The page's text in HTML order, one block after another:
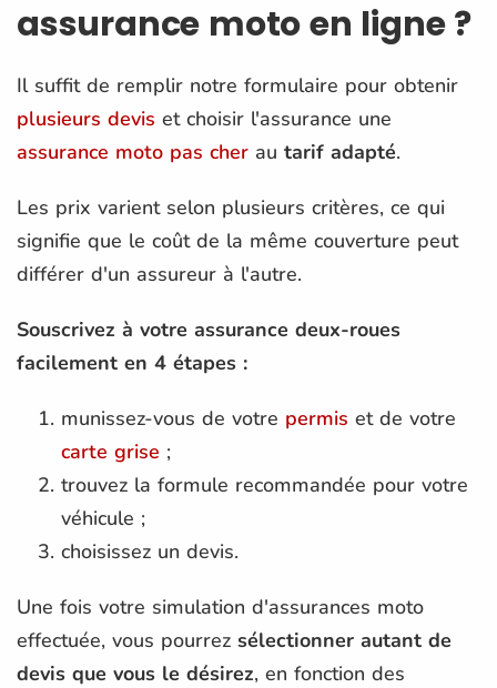
assurance moto en ligne ?
Il suffit de remplir notre formulaire pour obtenir
plusieurs devis et choisir l'assurance une
assurance moto pas cher au tarif adapté.
Les prix varient selon plusieurs critères, ce qui
signifie que le coût de la même couverture peut
différer d'un assureur à l'autre.
Souscrivez à votre assurance deux-roues
facilement en 4 étapes :
munissez-vous de votre permis et de votre
carte grise ;
trouvez la formule recommandée pour votre
véhicule ;
choisissez un devis.
Une fois votre simulation d'assurances moto
effectuée, vous pourrez sélectionner autant de
devis que vous le désirez, en fonction des